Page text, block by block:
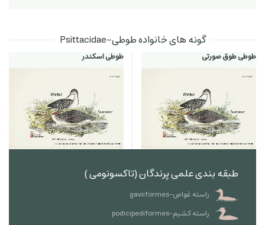
گونه های خانواده طوطی-Psittacidae
طوطی طوق صورتی طوطی اسکندر
طبقه بندی علمی پرندگان (تاکسونومی )
راسته غواص-gaviiformes
راسته کشیم-podicipediformes